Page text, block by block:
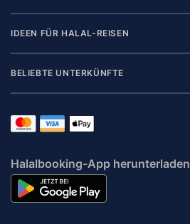
IDEEN FÜR HALAL-REISEN
BELIEBTE UNTERKÜNFTE
Halalbooking-App herunterladen